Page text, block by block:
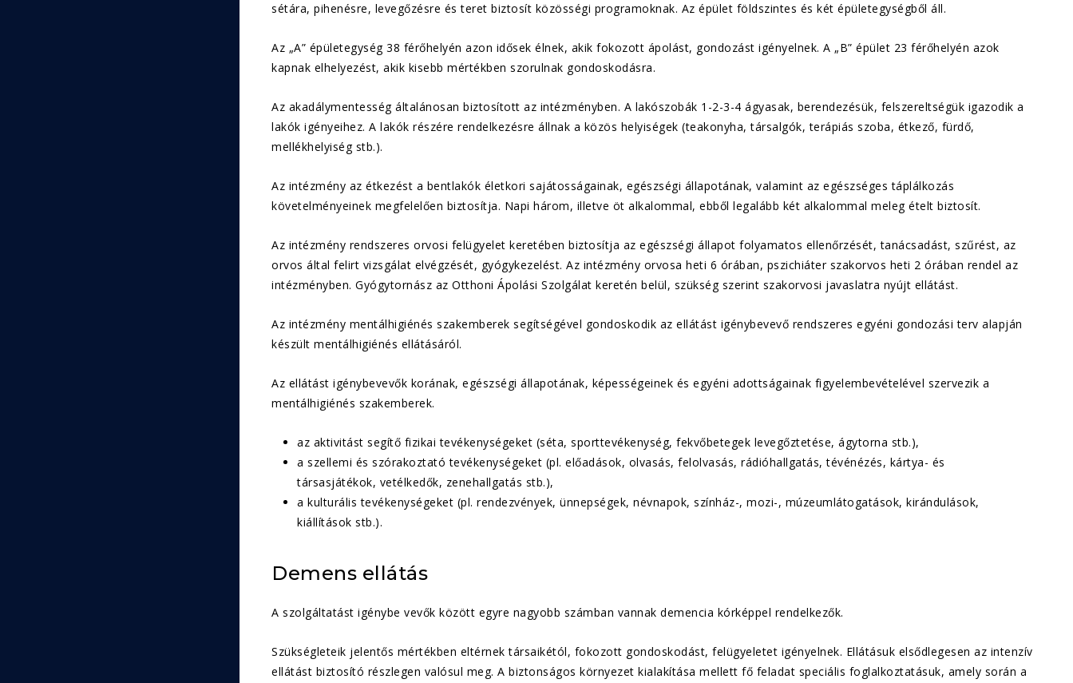
sétára, pihenésre, levegőzésre és teret biztosít közösségi programoknak. Az épület földszintes és két épületegységből áll.
Az „A” épületegység 38 férőhelyén azon idősek élnek, akik fokozott ápolást, gondozást igényelnek. A „B” épület 23 férőhelyén azok
kapnak elhelyezést, akik kisebb mértékben szorulnak gondoskodásra.
Az akadálymentesség általánosan biztosított az intézményben. A lakószobák 1-2-3-4 ágyasak, berendezésük, felszereltségük igazodik a
lakók igényeihez. A lakók részére rendelkezésre állnak a közös helyiségek (teakonyha, társalgók, terápiás szoba, étkező, fürdő,
mellékhelyiség stb.).
Az intézmény az étkezést a bentlakók életkori sajátosságainak, egészségi állapotának, valamint az egészséges táplálkozás
követelményeinek megfelelően biztosítja. Napi három, illetve öt alkalommal, ebből legalább két alkalommal meleg ételt biztosít.
Az intézmény rendszeres orvosi felügyelet keretében biztosítja az egészségi állapot folyamatos ellenőrzését, tanácsadást, szűrést, az
orvos által felirt vizsgálat elvégzését, gyógykezelést. Az intézmény orvosa heti 6 órában, pszichiáter szakorvos heti 2 órában rendel az
intézményben. Gyógytornász az Otthoni Ápolási Szolgálat keretén belül, szükség szerint szakorvosi javaslatra nyújt ellátást.
Az intézmény mentálhigiénés szakemberek segítségével gondoskodik az ellátást igénybevevő rendszeres egyéni gondozási terv alapján
készült mentálhigiénés ellátásáról.
Az ellátást igénybevevők korának, egészségi állapotának, képességeinek és egyéni adottságainak figyelembevételével szervezik a
mentálhigiénés szakemberek.
az aktivitást segítő fizikai tevékenységeket (séta, sporttevékenység, fekvőbetegek levegőztetése, ágytorna stb.),
a szellemi és szórakoztató tevékenységeket (pl. előadások, olvasás, felolvasás, rádióhallgatás, tévénézés, kártya- és
társasjátékok, vetélkedők, zenehallgatás stb.),
a kulturális tevékenységeket (pl. rendezvények, ünnepségek, névnapok, színház-, mozi-, múzeumlátogatások, kirándulások,
kiállítások stb.).
Demens ellátás
A szolgáltatást igénybe vevők között egyre nagyobb számban vannak demencia kórképpel rendelkezők.
Szükségleteik jelentős mértékben eltérnek társaikétól, fokozott gondoskodást, felügyeletet igényelnek. Ellátásuk elsődlegesen az intenzív
ellátást biztosító részlegen valósul meg. A biztonságos környezet kialakítása mellett fő feladat speciális foglalkoztatásuk, amely során a